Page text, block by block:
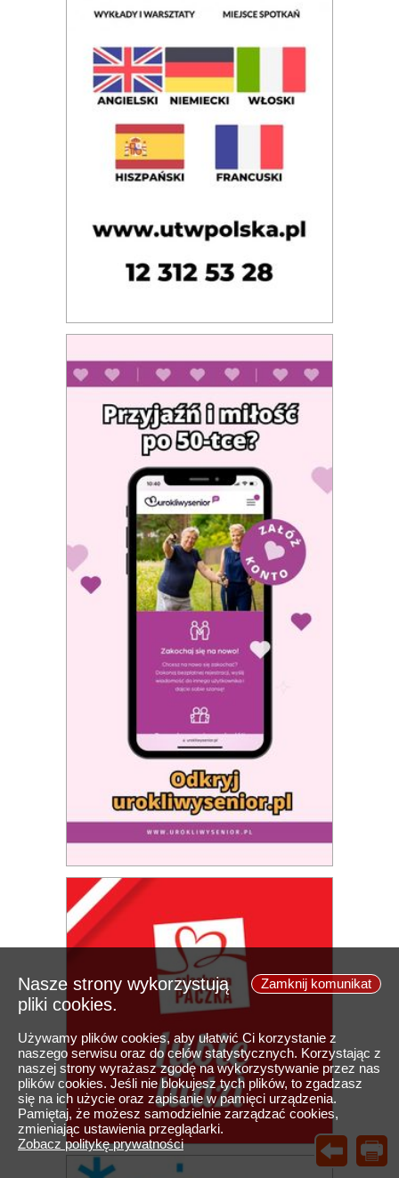
Zamknij komunikat
Nasze strony wykorzystują
pliki cookies.
Używamy plików cookies, aby ułatwić Ci korzystanie z
naszego serwisu oraz do celów statystycznych. Korzystając z
naszej strony wyrażasz zgodę na wykorzystywanie przez nas
plików cookies. Jeśli nie blokujesz tych plików, to zgadzasz
się na ich użycie oraz zapisanie w pamięci urządzenia.
Pamiętaj, że możesz samodzielnie zarządzać cookies,
zmieniając ustawienia przeglądarki.
Zobacz politykę prywatności